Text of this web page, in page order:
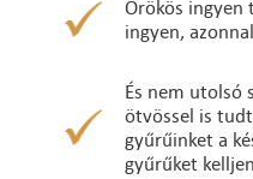
Örökös
ingyen,
És nem utolsó
ötvössel is
gyűrűinket a
gyűrűket